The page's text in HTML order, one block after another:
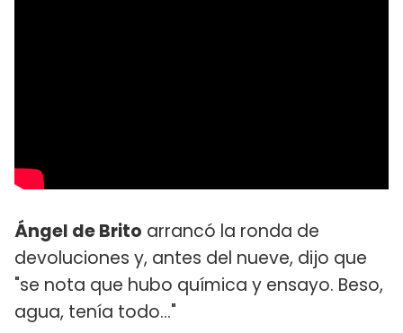
Ángel de Brito arrancó la ronda de
devoluciones y, antes del nueve, dijo que
"se nota que hubo química y ensayo. Beso,
agua, tenía todo..."